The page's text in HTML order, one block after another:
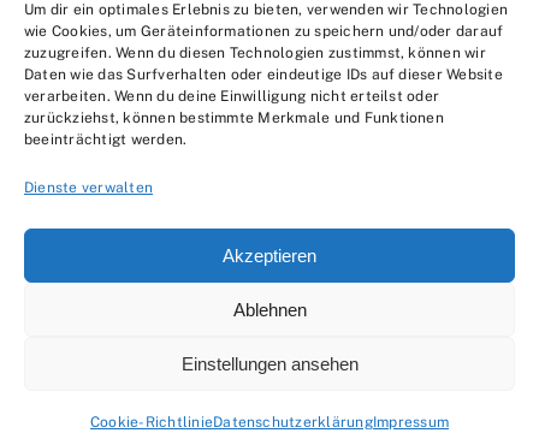
Um dir ein optimales Erlebnis zu bieten, verwenden wir Technologien
wie Cookies, um Geräteinformationen zu speichern und/oder darauf
zuzugreifen. Wenn du diesen Technologien zustimmst, können wir
Daten wie das Surfverhalten oder eindeutige IDs auf dieser Website
verarbeiten. Wenn du deine Einwilligung nicht erteilst oder
zurückziehst, können bestimmte Merkmale und Funktionen
beeinträchtigt werden.
Dienste verwalten
Akzeptieren
Ablehnen
Einstellungen ansehen
Cookie-RichtlinieDatenschutzerklärungImpressum
Wir über uns
Kontakt
Datenschutzerklärung
© 2007 - 2026 •by Moveco